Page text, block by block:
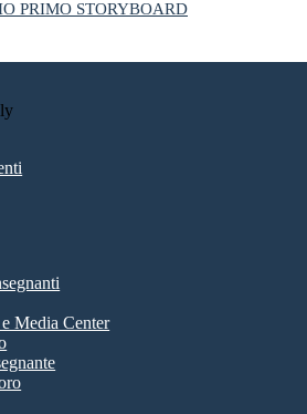
PRIMO STORYBOARD
Media Center